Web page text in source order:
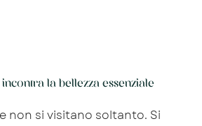
la bellezza essenziale
non si visitano soltanto. Si